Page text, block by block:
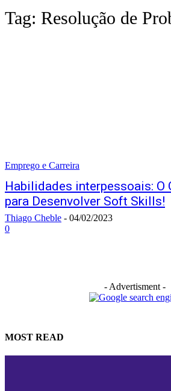
Tag: Resolução de
Emprego e Carreira
Habilidades interpessoais: O
para Desenvolver Soft Skills!
Thiago Cheble - 04/02/2023
0
- Advertisment -
MOST READ
Edits: A Nova Ferramenta do Instagram que